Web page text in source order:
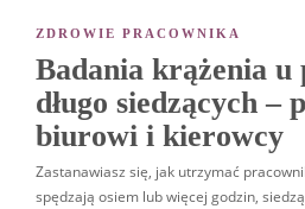
ZDROWIE PRACOWNIKA
Badania krążenia
długo siedzących –
biurowi i kierowcy
Zastanawiasz się, jak utrzymać
spędzają osiem lub więcej godzin,